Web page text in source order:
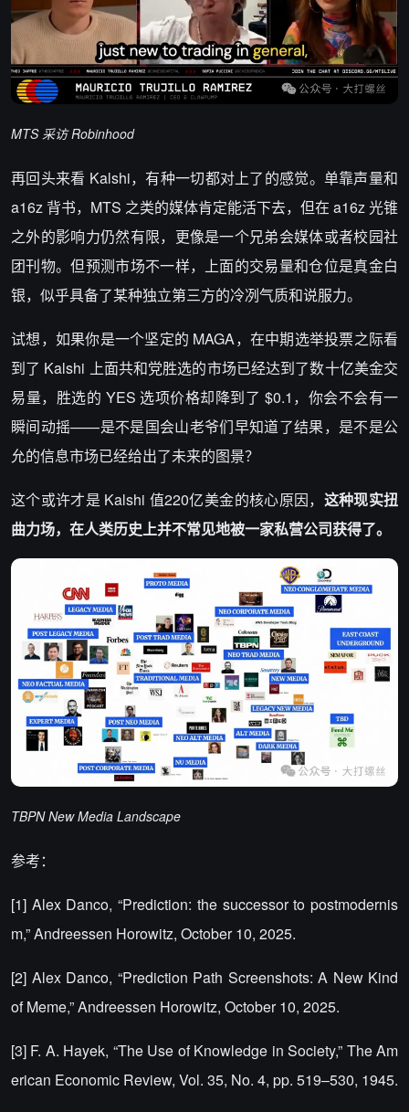
MTS 采访 Robinhood
再回头来看 Kalshi，有种一切都对上了的感觉。单靠声量和
a16z 背书，MTS 之类的媒体肯定能活下去，但在 a16z 光锥
之外的影响力仍然有限，更像是一个兄弟会媒体或者校园社
团刊物。但预测市场不一样，上面的交易量和仓位是真金白
银，似乎具备了某种独立第三方的冷冽气质和说服力。
试想，如果你是一个坚定的 MAGA，在中期选举投票之际看
到了 Kalshi 上面共和党胜选的市场已经达到了数十亿美金交
易量，胜选的 YES 选项价格却降到了 $0.1，你会不会有一
瞬间动摇——是不是国会山老爷们早知道了结果，是不是公
允的信息市场已经给出了未来的图景？
这个或许才是 Kalshi 值220亿美金的核心原因， 这种现实扭
曲力场，在人类历史上并不常见地被一家私营公司获得了。
TBPN New Media Landscape
参考：
[1] Alex Danco, “Prediction: the successor to postmodernis
m,” Andreessen Horowitz, October 10, 2025.
[2] Alex Danco, “Prediction Path Screenshots: A New Kind
of Meme,” Andreessen Horowitz, October 10, 2025.
[3] F. A. Hayek, “The Use of Knowledge in Society,” The Am
erican Economic Review, Vol. 35, No. 4, pp. 519–530, 1945.